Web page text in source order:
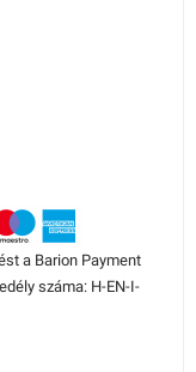
a Barion Payment
száma: H-EN-I-